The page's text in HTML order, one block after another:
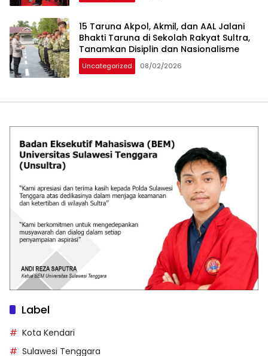
15 Taruna Akpol, Akmil, dan AAL Jalani
Bhakti Taruna di Sekolah Rakyat Sultra,
Tanamkan Disiplin dan Nasionalisme
Uncategorized 08/02/2026
Label
Kota Kendari
Sulawesi Tenggara